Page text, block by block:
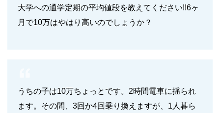
大学への通学定期の平均値段を教えてください!!6ヶ
月で10万はやはり高いのでしょうか？
うちの子は10万ちょっとです。2時間電車に揺られ
ます。その間、3回か4回乗り換えますが、1人暮ら